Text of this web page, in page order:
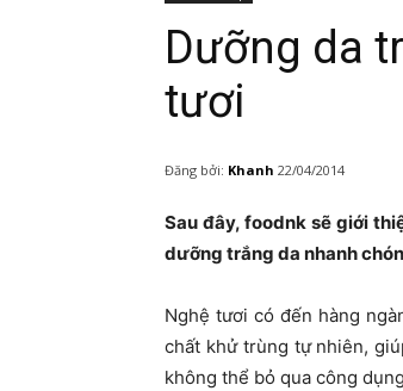
Dưỡng da
tươi
Đăng bởi: Khanh 22/04/2014
Sau đây, foodnk sẽ giới
dưỡng trắng da nhanh
Nghệ tươi có đến hàng
chất khử trùng tự nhiên,
không thể bỏ qua công